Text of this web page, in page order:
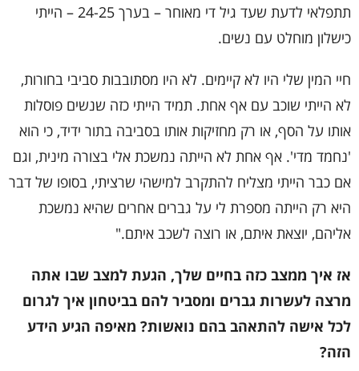
תתפלאי לדעת שעד גיל די מאוחר – בערך 24-25 – הייתי
כישלון מוחלט עם נשים.
חיי המין שלי היו לא קיימים. לא היו מסתובבות סביבי בחורות,
לא הייתי שוכב עם אף אחת. תמיד הייתי כזה שנשים פוסלות
אותו על הסף, או רק מחזיקות אותו בסביבה בתור ידיד, כי הוא
'נחמד מדי'. אף אחת לא הייתה נמשכת אלי בצורה מינית, וגם
אם כבר הייתי מצליח להתקרב למישהי שרציתי, בסופו של דבר
היא רק הייתה מספרת לי על גברים אחרים שהיא נמשכת
אליהם, יוצאת איתם, או רוצה לשכב איתם."
אז איך ממצב כזה בחיים שלך, הגעת למצב שבו אתה
מרצה לעשרות גברים ומסביר להם בביטחון איך לגרום
לכל אישה להתאהב בהם נואשות? מאיפה הגיע הידע
הזה?